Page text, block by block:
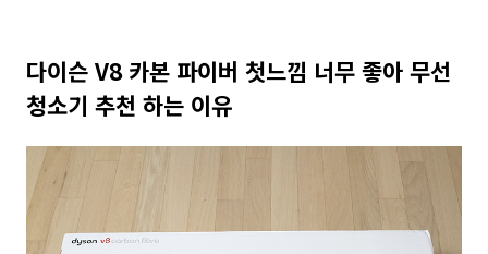
다이슨 V8 카본 파이버 첫느낌 너무 좋아 무선
청소기 추천 하는 이유